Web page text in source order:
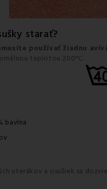
starať?
používať žiadnu
teplotou 200°C.
bavlna
uterákov a osušiek sa